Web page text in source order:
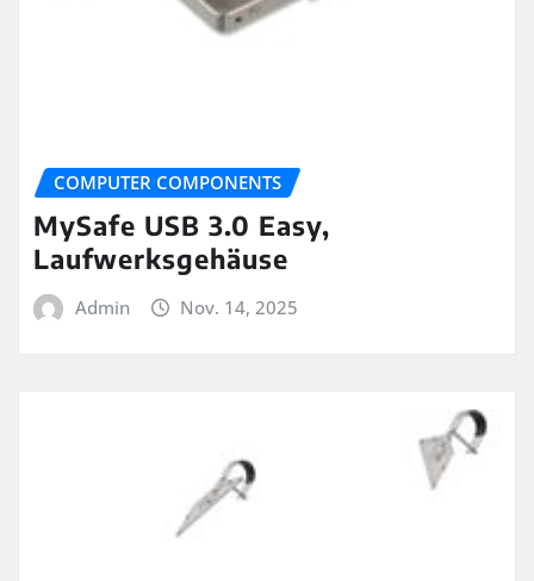
COMPUTER COMPONENTS
MySafe USB 3.0 Easy,
Laufwerksgehäuse
Admin Nov. 14, 2025